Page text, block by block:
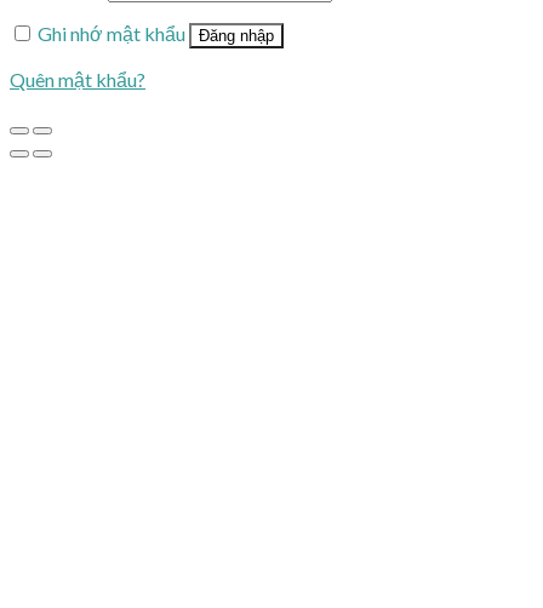
Ghi nhớ mật khẩu
Đăng nhập
Quên mật khẩu?